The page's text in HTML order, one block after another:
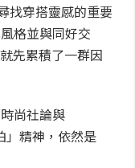
找穿搭靈感的重要
格並與同好交
先累積了一群因
尚社論與
」精神，依然是